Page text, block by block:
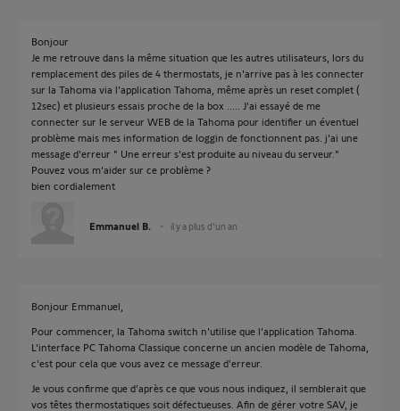
Bonjour
Je me retrouve dans la même situation que les autres utilisateurs, lors du
remplacement des piles de 4 thermostats, je n'arrive pas à les connecter
sur la Tahoma via l'application Tahoma, même après un reset complet (
12sec) et plusieurs essais proche de la box ..... J'ai essayé de me
connecter sur le serveur WEB de la Tahoma pour identifier un éventuel
problème mais mes information de loggin de fonctionnent pas. j'ai une
message d'erreur " Une erreur s'est produite au niveau du serveur."
Pouvez vous m'aider sur ce problème ?
bien cordialement
Emmanuel B. il y a plus d'un an
Bonjour Emmanuel,
Pour commencer, la Tahoma switch n'utilise que l'application Tahoma.
L'interface PC Tahoma Classique concerne un ancien modèle de Tahoma,
c'est pour cela que vous avez ce message d'erreur.
Je vous confirme que d'après ce que vous nous indiquez, il semblerait que
vos têtes thermostatiques soit défectueuses. Afin de gérer votre SAV, je